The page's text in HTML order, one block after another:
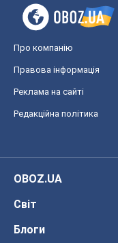
Про компанію
Правова інформація
Реклама на сайті
Редакційна політика
OBOZ.UA
Світ
Блоги